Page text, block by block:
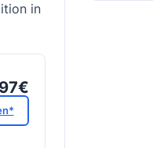
in